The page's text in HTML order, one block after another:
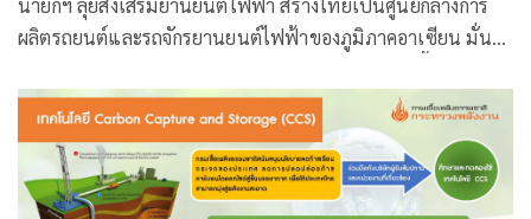
นายกฯ ลุยส่งเสริมยานยนต์ไฟฟ้า สร้างไทยเป็นศูนย์กลางการ
ผลิตรถยนต์และรถจักรยานยนต์ไฟฟ้าของภูมิภาคอาเซียน มั่นใจ
ปชช.-ค่ายรถ ขานรับมาตรการอีวีของรัฐ